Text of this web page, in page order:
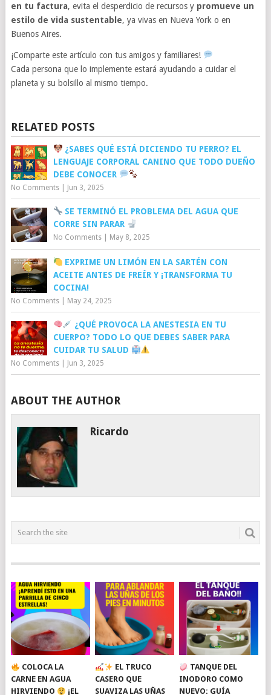
en tu factura, evita el desperdicio de recursos y promueve un
estilo de vida sustentable, ya vivas en Nueva York o en
Buenos Aires.
¡Comparte este artículo con tus amigos y familiares!
Cada persona que lo implemente estará ayudando a cuidar el
planeta y su bolsillo al mismo tiempo.
RELATED POSTS
¿SABES QUÉ ESTÁ DICIENDO TU PERRO? EL
LENGUAJE CORPORAL CANINO QUE TODO DUEÑO
DEBE CONOCER
No Comments| Jun 3, 2025
SE TERMINÓ EL PROBLEMA DEL AGUA QUE
CORRE SIN PARAR
No Comments| May 8, 2025
EXPRIME UN LIMÓN EN LA SARTÉN CON
ACEITE ANTES DE FREÍR Y ¡TRANSFORMA TU
COCINA!
No Comments| May 24, 2025
¿QUÉ PROVOCA LA ANESTESIA EN TU
CUERPO? TODO LO QUE DEBES SABER PARA
CUIDAR TU SALUD
No Comments| Jun 3, 2025
ABOUT THE AUTHOR
Ricardo
COLOCA LA
CARNE EN AGUA
HIRVIENDO
¡EL
EL TRUCO
CASERO QUE
SUAVIZA LAS UÑAS
TANQUE DEL
INODORO COMO
NUEVO: GUÍA